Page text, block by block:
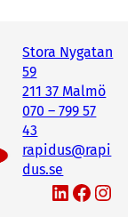
Stora Nygatan
59
211 37 Malmö
070 – 799 57
43
rapidus@rapi
dus.se
LinkedIn Facebook Instagram